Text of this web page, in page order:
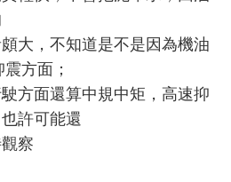
大，不知道是不是因為機油
震方面；
方面還算中規中矩，高速抑
許可能還
察